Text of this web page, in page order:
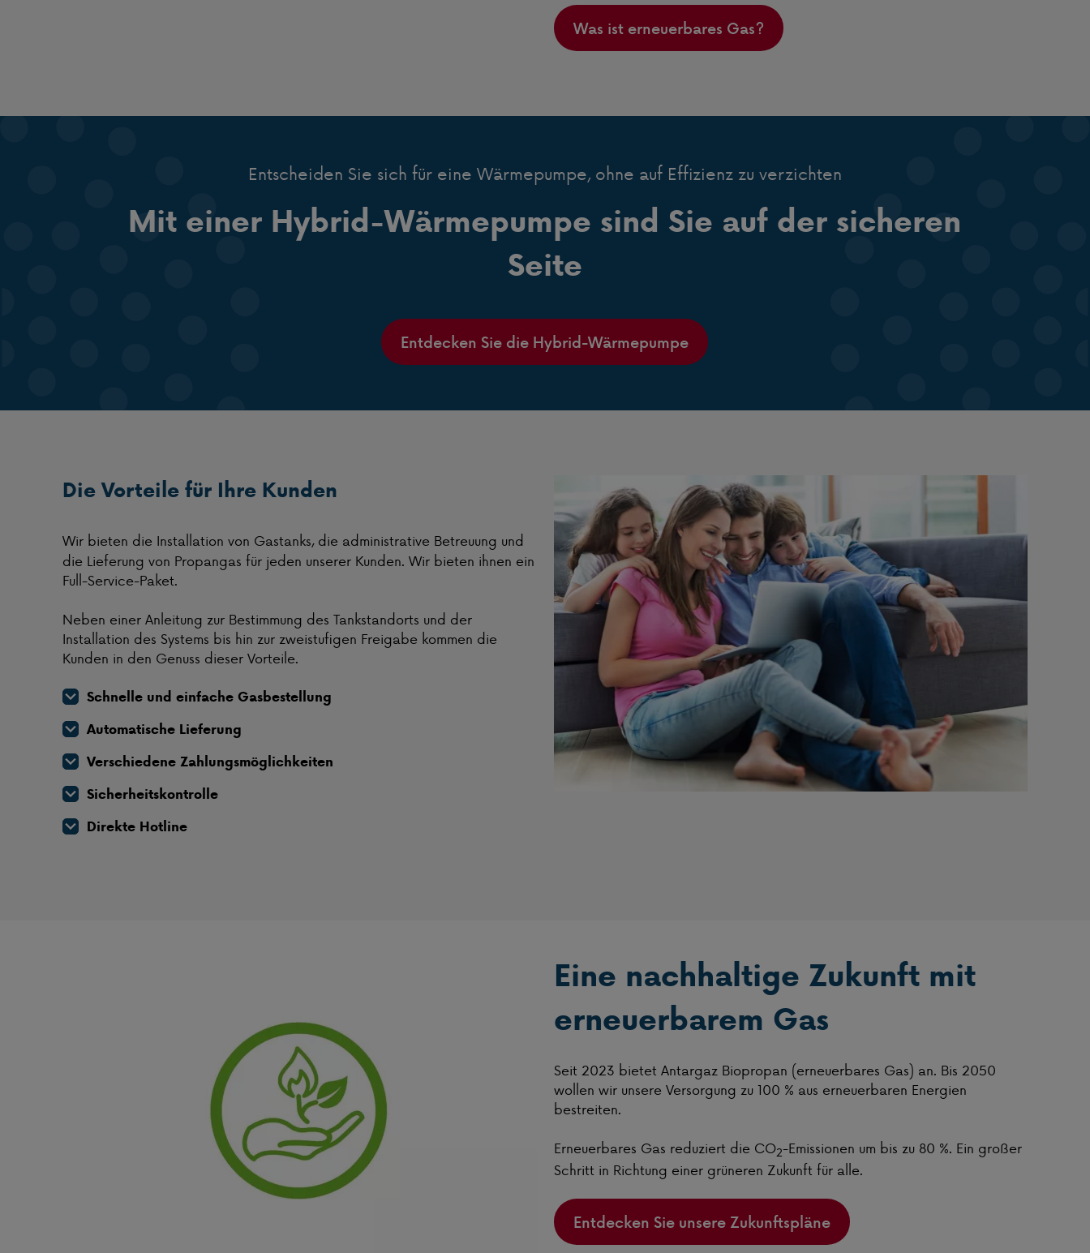
Was ist erneuerbares Gas?
Entscheiden Sie sich für eine Wärmepumpe, ohne auf Effizienz zu verzichten
Mit einer Hybrid-Wärmepumpe sind Sie auf der sicheren
Seite
Entdecken Sie die Hybrid-Wärmepumpe
Die Vorteile für Ihre Kunden
Wir bieten die Installation von Gastanks, die administrative Betreuung und
die Lieferung von Propangas für jeden unserer Kunden. Wir bieten ihnen ein
Full-Service-Paket.
Neben einer Anleitung zur Bestimmung des Tankstandorts und der
Installation des Systems bis hin zur zweistufigen Freigabe kommen die
Kunden in den Genuss dieser Vorteile.
Schnelle und einfache Gasbestellung
Automatische Lieferung
Verschiedene Zahlungsmöglichkeiten
Sicherheitskontrolle
Direkte Hotline
Eine nachhaltige Zukunft mit
erneuerbarem Gas
Seit 2023 bietet Antargaz Biopropan (erneuerbares Gas) an. Bis 2050
wollen wir unsere Versorgung zu 100 % aus erneuerbaren Energien
bestreiten.
Erneuerbares Gas reduziert die CO2-Emissionen um bis zu 80 %. Ein großer
Schritt in Richtung einer grüneren Zukunft für alle.
Entdecken Sie unsere Zukunftspläne